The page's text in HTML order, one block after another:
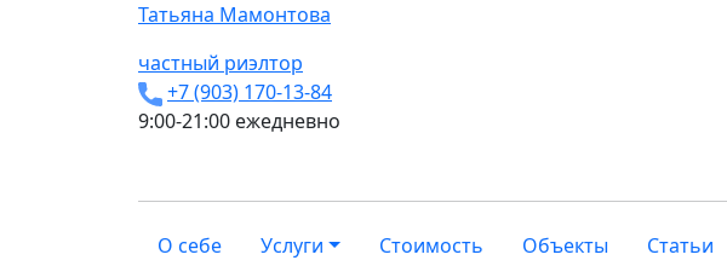
Татьяна Мамонтова
частный риэлтор
+7 (903) 170-13-84
9:00-21:00 ежедневно
О себе Услуги Стоимость Объекты Статьи